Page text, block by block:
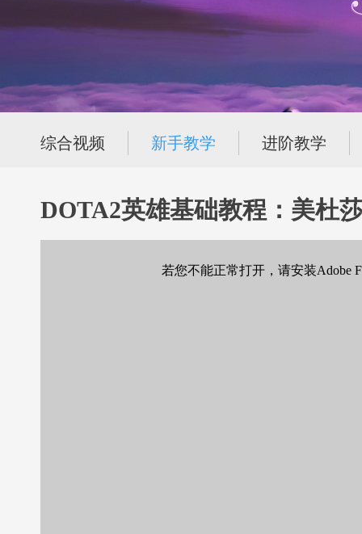
综合视频 新手教学 进阶教学
DOTA2英雄基础教程：美杜
若您不能正常打开，请安装Adobe